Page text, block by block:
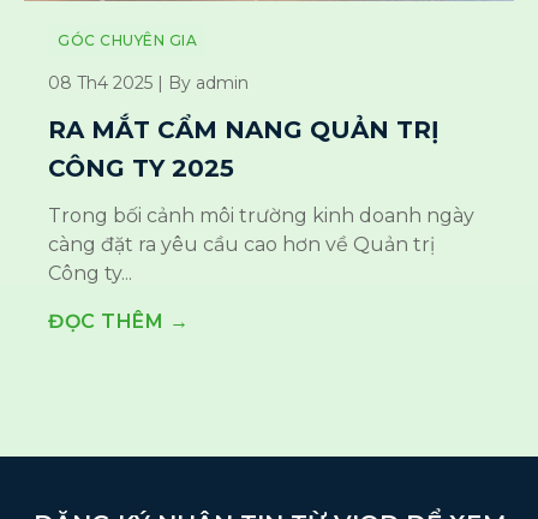
GÓC CHUYÊN GIA
08 Th4 2025 | By admin
RA MẮT CẨM NANG QUẢN TRỊ
CÔNG TY 2025
Trong bối cảnh môi trường kinh doanh ngày
càng đặt ra yêu cầu cao hơn về Quản trị
Công ty...
ĐỌC THÊM →